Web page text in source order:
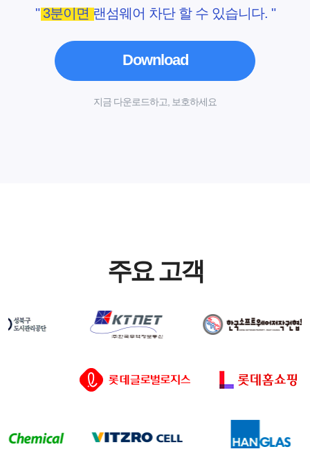
" 3분이면 랜섬웨어 차단 할 수 있습니다. "
Download
지금 다운로드하고, 보호하세요
주요 고객